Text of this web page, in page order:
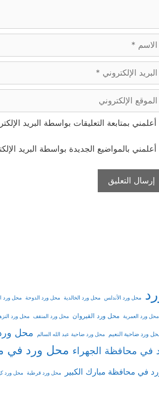
أعلمني بمتابعة التعليقات بواسطة البريد
أعلمني بالمواضيع الجديدة بواسطة البريد
محل ورد الأندلس محل ورد الخالدية محل ورد الدوحة محل ورد
محل ورد العمرية محل ورد القيروان محل ورد المنقف محل ورد
ورد ضاحية النعيم محل ورد ضاحية عبد الله السالم محل
في محافظة الجهراء محل ورد في
في محافظة مبارك الكبير محل ورد قرطبة محل ورد